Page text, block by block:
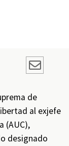
de
al exjefe
(AUC),
designado